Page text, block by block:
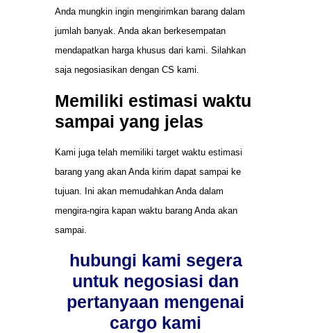
Anda mungkin ingin mengirimkan barang dalam
jumlah banyak. Anda akan berkesempatan
mendapatkan harga khusus dari kami. Silahkan
saja negosiasikan dengan CS kami.
Memiliki estimasi waktu
sampai yang jelas
Kami juga telah memiliki target waktu estimasi
barang yang akan Anda kirim dapat sampai ke
tujuan. Ini akan memudahkan Anda dalam
mengira-ngira kapan waktu barang Anda akan
sampai.
hubungi kami segera
untuk negosiasi dan
pertanyaan mengenai
cargo kami